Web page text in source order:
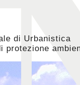
di Urbanistica
protezione